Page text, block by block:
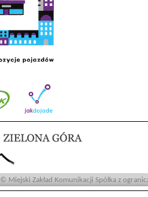
© Miejski Zakład Komunikacji Spółka z